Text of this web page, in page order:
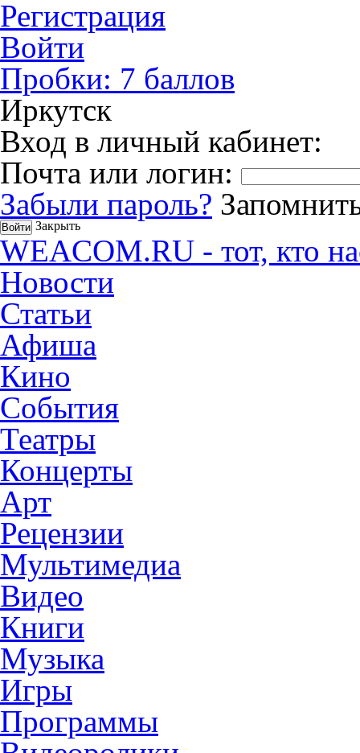
Регистрация
Войти
Пробки: 7 баллов
Иркутск
Вход в личный кабинет:
Почта или логин:
Забыли пароль?
Закрыть
WEACOM.RU - тот, кто
Новости
Статьи
Афиша
Кино
События
Театры
Концерты
Арт
Рецензии
Мультимедиа
Видео
Книги
Музыка
Игры
Программы